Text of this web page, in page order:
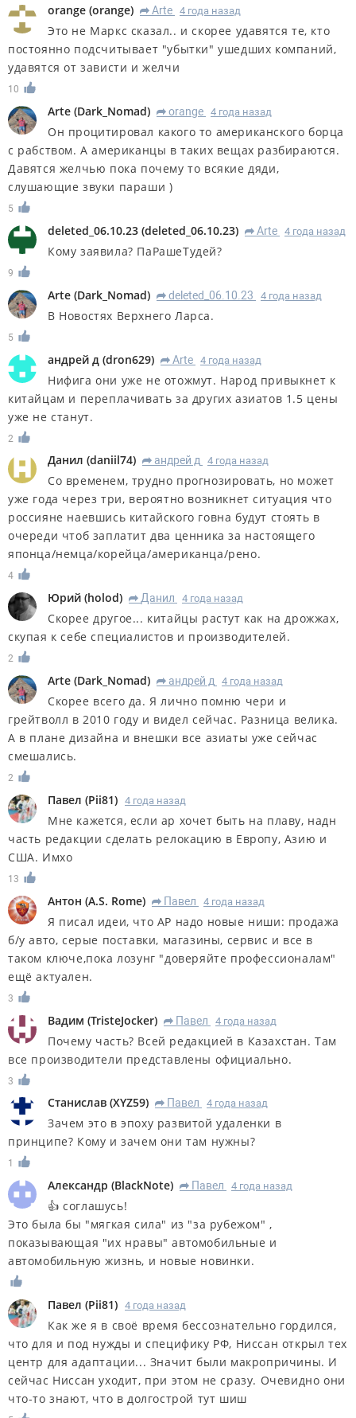
orange (orange) R Arte 4 года назад
Это не Маркс сказал.. и скорее удавятся те, кто
постоянно подсчитывает "убытки" ушедших компаний,
удавятся от зависти и желчи
10
Arte (Dark_Nomad) R orange 4 года назад
Он процитировал какого то американского борца
с рабством. А американцы в таких вещах разбираются.
Давятся желчью пока почему то всякие дяди,
слушающие звуки параши )
5
deleted_06.10.23 (deleted_06.10.23) R Arte 4 года назад
Кому заявила? ПаРашеТудей?
9
Arte (Dark_Nomad) R deleted_06.10.23 4 года назад
В Новостях Верхнего Ларса.
5
андрей д (dron629) R Arte 4 года назад
Нифига они уже не отожмут. Народ привыкнет к
китайцам и переплачивать за других азиатов 1.5 цены
уже не станут.
2
Данил (daniil74) R андрей д 4 года назад
Со временем, трудно прогнозировать, но может
уже года через три, вероятно возникнет ситуация что
россияне наевшись китайского говна будут стоять в
очереди чтоб заплатит два ценника за настоящего
японца/немца/корейца/американца/рено.
4
Юрий (holod) R Данил 4 года назад
Скорее другое... китайцы растут как на дрожжах,
скупая к себе специалистов и производителей.
2
Arte (Dark_Nomad) R андрей д 4 года назад
Скорее всего да. Я лично помню чери и
грейтволл в 2010 году и видел сейчас. Разница велика.
А в плане дизайна и внешки все азиаты уже сейчас
смешались.
2
Павел (Pii81) 4 года назад
Мне кажется, если ар хочет быть на плаву, надн
часть редакции сделать релокацию в Европу, Азию и
США. Имхо
13
Антон (A.S. Rome) R Павел 4 года назад
Я писал идеи, что АР надо новые ниши: продажа
б/у авто, серые поставки, магазины, сервис и все в
таком ключе,пока лозунг "доверяйте профессионалам"
ещё актуален.
3
Вадим (TristeJocker) R Павел 4 года назад
Почему часть? Всей редакцией в Казахстан. Там
все производители представлены официально.
3
Станислав (XYZ59) R Павел 4 года назад
Зачем это в эпоху развитой удаленки в
принципе? Кому и зачем они там нужны?
1
Александр (BlackNote) R Павел 4 года назад
👍 соглашусь!
Это была бы "мягкая сила" из "за рубежом" ,
показывающая "их нравы" автомобильные и
автомобильную жизнь, и новые новинки.
Павел (Pii81) 4 года назад
Как же я в своё время бессознательно гордился,
что для и под нужды и специфику РФ, Ниссан открыл тех
центр для адаптации... Значит были макропричины. И
сейчас Ниссан уходит, при этом не сразу. Очевидно они
что-то знают, что в долгострой тут шиш